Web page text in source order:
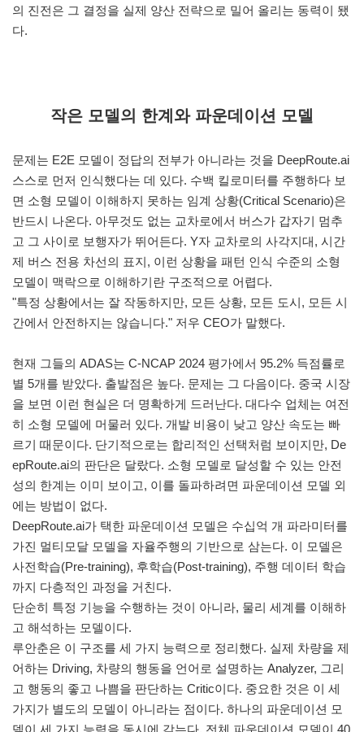
의 진전은 그 결정을 실제 양산 전략으로 밀어 올리는 동력이 됐
다.
작은 모델의 한계와 파운데이션 모델
문제는 E2E 모델이 정답의 전부가 아니라는 것을 DeepRoute.ai
스스로 먼저 인식했다는 데 있다. 수백 킬로미터를 주행하다 보
면 소형 모델이 이해하지 못하는 임계 상황(Critical Scenario)은
반드시 나온다. 아무것도 없는 교차로에서 버스가 갑자기 멈추
고 그 사이로 보행자가 뛰어든다. Y자 교차로의 사각지대, 시간
제 버스 전용 차선의 표지, 이런 상황을 패턴 인식 수준의 소형
모델이 맥락으로 이해하기란 구조적으로 어렵다.
"특정 상황에서는 잘 작동하지만, 모든 상황, 모든 도시, 모든 시
간에서 안전하지는 않습니다." 저우 CEO가 말했다.
현재 그들의 ADAS는 C-NCAP 2024 평가에서 95.2% 득점률로
별 5개를 받았다. 출발점은 높다. 문제는 그 다음이다. 중국 시장
을 보면 이런 현실은 더 명확하게 드러난다. 대다수 업체는 여전
히 소형 모델에 머물러 있다. 개발 비용이 낮고 양산 속도는 빠
르기 때문이다. 단기적으로는 합리적인 선택처럼 보이지만, De
epRoute.ai의 판단은 달랐다. 소형 모델로 달성할 수 있는 안전
성의 한계는 이미 보이고, 이를 돌파하려면 파운데이션 모델 외
에는 방법이 없다.
DeepRoute.ai가 택한 파운데이션 모델은 수십억 개 파라미터를
가진 멀티모달 모델을 자율주행의 기반으로 삼는다. 이 모델은
사전학습(Pre-training), 후학습(Post-training), 주행 데이터 학습
까지 다층적인 과정을 거친다.
단순히 특정 기능을 수행하는 것이 아니라, 물리 세계를 이해하
고 해석하는 모델이다.
루안춘은 이 구조를 세 가지 능력으로 정리했다. 실제 차량을 제
어하는 Driving, 차량의 행동을 언어로 설명하는 Analyzer, 그리
고 행동의 좋고 나쁨을 판단하는 Critic이다. 중요한 것은 이 세
가지가 별도의 모델이 아니라는 점이다. 하나의 파운데이션 모